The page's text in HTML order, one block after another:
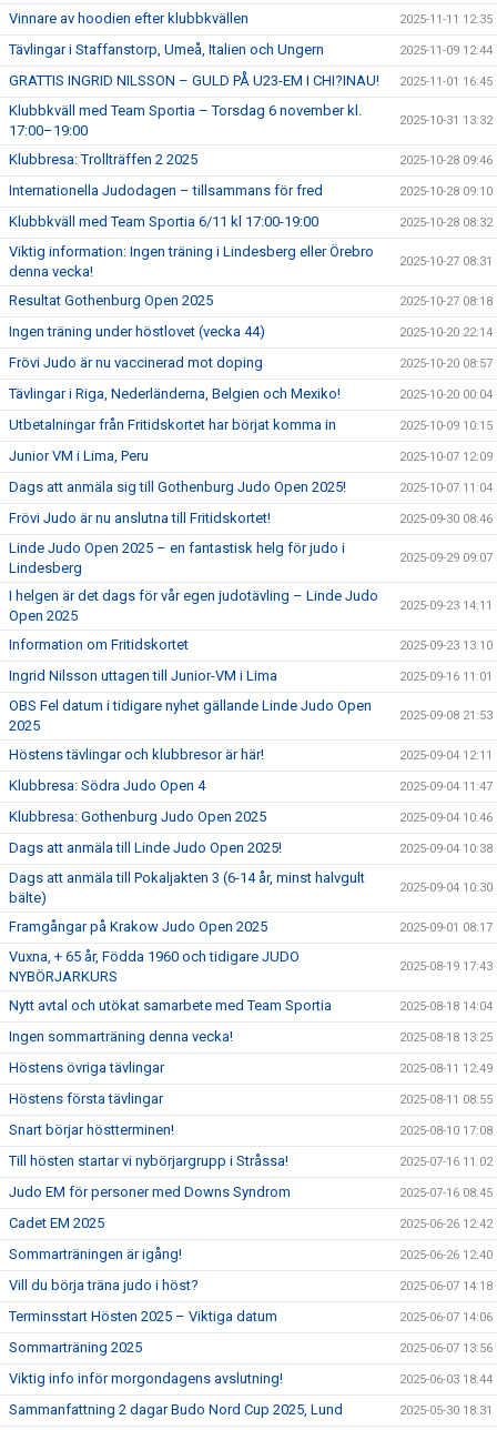
Vinnare av hoodien efter klubbkvällen 2025-11-11 12:35
Tävlingar i Staffanstorp, Umeå, Italien och Ungern 2025-11-09 12:44
GRATTIS INGRID NILSSON – GULD PÅ U23-EM I CHI?INAU! 2025-11-01 16:45
Klubbkväll med Team Sportia – Torsdag 6 november kl.
17:00–19:00
2025-10-31 13:32
Klubbresa: Trollträffen 2 2025 2025-10-28 09:46
Internationella Judodagen – tillsammans för fred 2025-10-28 09:10
Klubbkväll med Team Sportia 6/11 kl 17:00-19:00 2025-10-28 08:32
Viktig information: Ingen träning i Lindesberg eller Örebro
denna vecka!
2025-10-27 08:31
Resultat Gothenburg Open 2025 2025-10-27 08:18
Ingen träning under höstlovet (vecka 44) 2025-10-20 22:14
Frövi Judo är nu vaccinerad mot doping 2025-10-20 08:57
Tävlingar i Riga, Nederländerna, Belgien och Mexiko! 2025-10-20 00:04
Utbetalningar från Fritidskortet har börjat komma in 2025-10-09 10:15
Junior VM i Lima, Peru 2025-10-07 12:09
Dags att anmäla sig till Gothenburg Judo Open 2025! 2025-10-07 11:04
Frövi Judo är nu anslutna till Fritidskortet! 2025-09-30 08:46
Linde Judo Open 2025 – en fantastisk helg för judo i
Lindesberg
2025-09-29 09:07
I helgen är det dags för vår egen judotävling – Linde Judo
Open 2025
2025-09-23 14:11
Information om Fritidskortet 2025-09-23 13:10
Ingrid Nilsson uttagen till Junior-VM i Lima 2025-09-16 11:01
OBS Fel datum i tidigare nyhet gällande Linde Judo Open
2025
2025-09-08 21:53
Höstens tävlingar och klubbresor är här! 2025-09-04 12:11
Klubbresa: Södra Judo Open 4 2025-09-04 11:47
Klubbresa: Gothenburg Judo Open 2025 2025-09-04 10:46
Dags att anmäla till Linde Judo Open 2025! 2025-09-04 10:38
Dags att anmäla till Pokaljakten 3 (6-14 år, minst halvgult
bälte)
2025-09-04 10:30
Framgångar på Krakow Judo Open 2025 2025-09-01 08:17
Vuxna, + 65 år, Födda 1960 och tidigare JUDO
NYBÖRJARKURS
2025-08-19 17:43
Nytt avtal och utökat samarbete med Team Sportia 2025-08-18 14:04
Ingen sommarträning denna vecka! 2025-08-18 13:25
Höstens övriga tävlingar 2025-08-11 12:49
Höstens första tävlingar 2025-08-11 08:55
Snart börjar höstterminen! 2025-08-10 17:08
Till hösten startar vi nybörjargrupp i Stråssa! 2025-07-16 11:02
Judo EM för personer med Downs Syndrom 2025-07-16 08:45
Cadet EM 2025 2025-06-26 12:42
Sommarträningen är igång! 2025-06-26 12:40
Vill du börja träna judo i höst? 2025-06-07 14:18
Terminsstart Hösten 2025 – Viktiga datum 2025-06-07 14:06
Sommarträning 2025 2025-06-07 13:56
Viktig info inför morgondagens avslutning! 2025-06-03 18:44
Sammanfattning 2 dagar Budo Nord Cup 2025, Lund 2025-05-30 18:31